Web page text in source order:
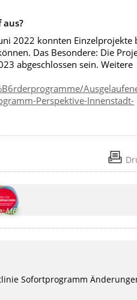
aus?
2022 konnten Einzelprojekte
Das Besondere: Die
abgeschlossen sein. Weitere
Perspektive-Innenstadt-
:MB
Sofortprogramm